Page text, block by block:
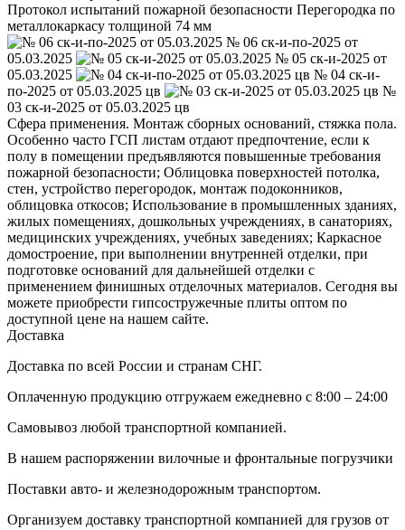
Протокол испытаний пожарной безопасности Перегородка по
металлокаркасу толщиной 74 мм
№ 06 ск-и-по-2025 от
05.03.2025
№ 05 ск-и-2025 от
05.03.2025
№ 04 ск-и-
по-2025 от 05.03.2025 цв
№
03 ск-и-2025 от 05.03.2025 цв
Сфера применения. Монтаж сборных оснований, стяжка пола.
Особенно часто ГСП листам отдают предпочтение, если к
полу в помещении предъявляются повышенные требования
пожарной безопасности; Облицовка поверхностей потолка,
стен, устройство перегородок, монтаж подоконников,
облицовка откосов; Использование в промышленных зданиях,
жилых помещениях, дошкольных учреждениях, в санаториях,
медицинских учреждениях, учебных заведениях; Каркасное
домостроение, при выполнении внутренней отделки, при
подготовке оснований для дальнейшей отделки с
применением финишных отделочных материалов. Сегодня вы
можете приобрести гипсостружечные плиты оптом по
доступной цене на нашем сайте.
Доставка
Доставка по всей России и странам СНГ.
Оплаченную продукцию отгружаем ежедневно с 8:00 – 24:00
Самовывоз любой транспортной компанией.
В нашем распоряжении вилочные и фронтальные погрузчики
Поставки авто- и железнодорожным транспортом.
Организуем доставку транспортной компанией для грузов от